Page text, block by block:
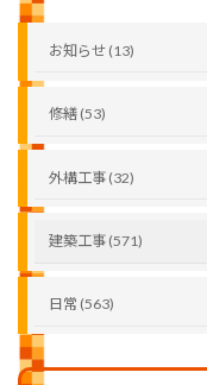
お知らせ (13)
修繕 (53)
外構工事 (32)
建築工事 (571)
日常 (563)